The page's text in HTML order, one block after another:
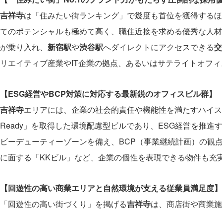
吉祥寺は「住みたい街ランキング」で幾度も首位を獲得する
てのポテンシャルも極めて高く、職住近接を求める優秀な人
が乗り入れ、 新宿駅や渋谷駅へダイレクトにアクセスできる
リエイティブ産業やIT企業の拠点、あるいはサテライトオフ
【ESG経営やBCP対策に対応する最新鋭のオフィスビル群】
吉祥寺エリアには、企業の社会的責任や機能性を満たすハイ
Ready」を取得した環境配慮型ビルであり、ESG経営を推進
ビーデューティーゾーンを備え、BCP（事業継続計画）の
に面する「KKビル」など、企業の個性を表現できる物件も
【回遊性の高い商業エリアと自然環境が支える従業員満足度】
「回遊性の高い街づくり」を掲げる吉祥寺は、商店街や商業